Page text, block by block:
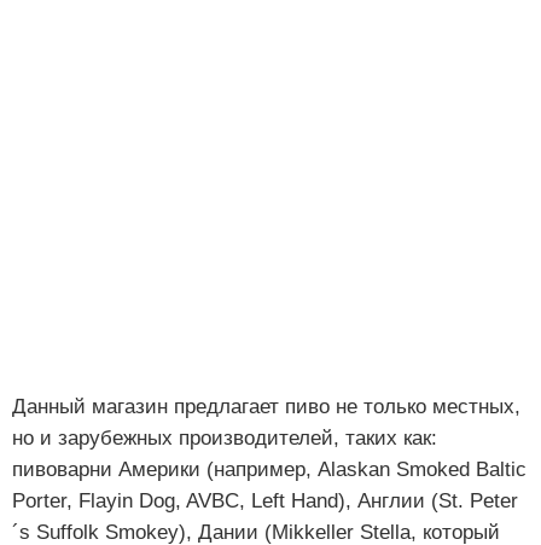
Данный магазин предлагает пиво не только местных,
но и зарубежных производителей, таких как:
пивоварни Америки (например, Alaskan Smoked Baltic
Porter, Flayin Dog, AVBC, Left Hand), Англии (St. Peter
´s Suffolk Smokey), Дании (Mikkeller Stella, который